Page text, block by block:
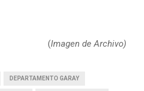
(Imagen de Archivo)
DEPARTAMENTO GARAY